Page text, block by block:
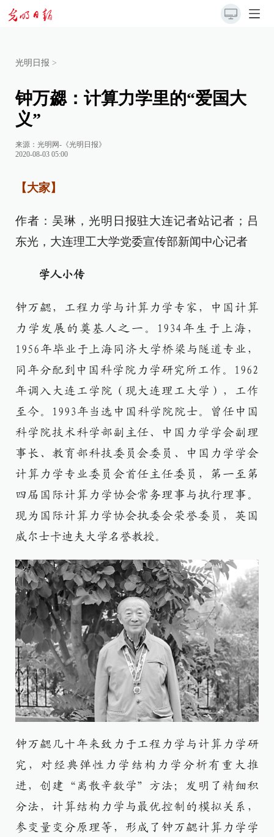
光明日报 >
钟万勰：计算力学里的“爱国大
义”
来源： 光明网-《光明日报》
2020-08-03 05:00
【大家】
作者：吴琳，光明日报驻大连记者站记者；吕
东光，大连理工大学党委宣传部新闻中心记者
学人小传
钟万勰，工程力学与计算力学专家，中国计算
力学发展的奠基人之一。1934年生于上海，
1956年毕业于上海同济大学桥梁与隧道专业，
同年分配到中国科学院力学研究所工作。1962
年调入大连工学院（现大连理工大学），工作
至今。1993年当选中国科学院院士。曾任中国
科学院技术科学部副主任、中国力学学会副理
事长、教育部科技委员会委员、中国力学学会
计算力学专业委员会首任主任委员，第一至第
四届国际计算力学协会常务理事与执行理事。
现为国际计算力学协会执委会荣誉委员，英国
威尔士卡迪夫大学名誉教授。
钟万勰几十年来致力于工程力学与计算力学研
究，对经典弹性力学结构力学分析有重大推
进，创建“离散辛数学”方法；发明了精细积
分法，计算结构力学与最优控制的模拟关系，
参变量变分原理等，形成了钟万勰计算力学学